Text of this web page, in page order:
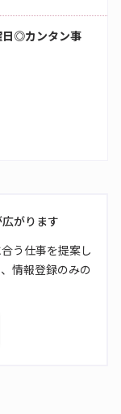
◎カンタン事
がります
う仕事を提案し
情報登録のみの